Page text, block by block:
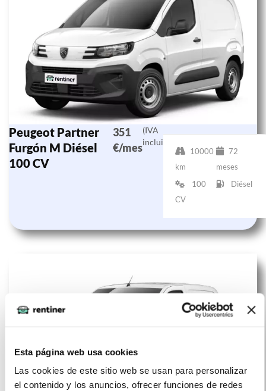
Esta página web usa cookies
Las cookies de este sitio web se usan para personalizar
el contenido y los anuncios, ofrecer funciones de redes
Peugeot Partner
Furgón M Diésel
100 CV
351
€/mes
(IVA
incluido)
10000
km
72
meses
100
CV
Diésel